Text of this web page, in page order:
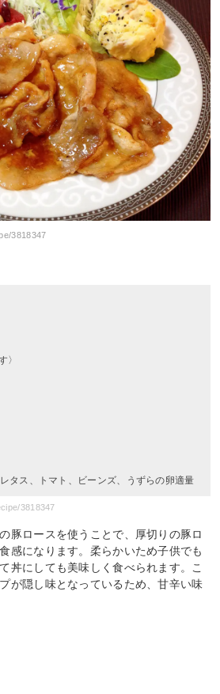
3818347
〉
タス、トマト、ビーンズ、うずらの卵適量
3818347
豚ロースを使うことで、厚切りの豚ロ
感になります。柔らかいため子供でも
丼にしても美味しく食べられます。こ
が隠し味となっているため、甘辛い味